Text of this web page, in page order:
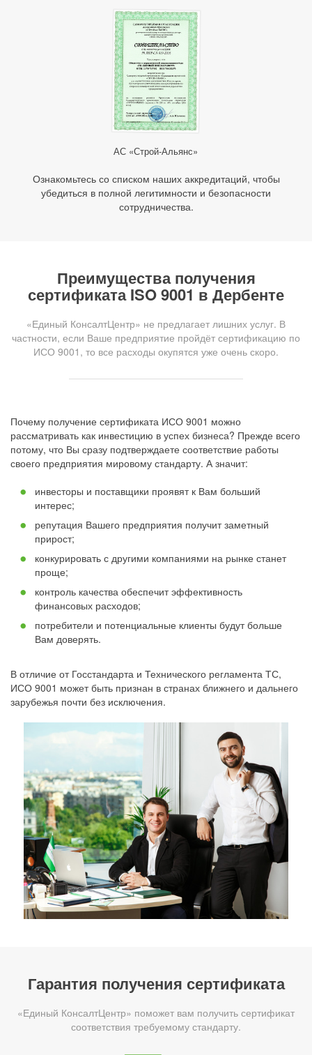
АС «Строй-Альянс»
Ознакомьтесь со списком наших аккредитаций, чтобы
убедиться в полной легитимности и безопасности
сотрудничества.
Преимущества получения
сертификата ISO 9001 в Дербенте
«Единый КонсалтЦентр» не предлагает лишних услуг. В
частности, если Ваше предприятие пройдёт сертификацию по
ИСО 9001, то все расходы окупятся уже очень скоро.
Почему получение сертификата ИСО 9001 можно
рассматривать как инвестицию в успех бизнеса? Прежде всего
потому, что Вы сразу подтверждаете соответствие работы
своего предприятия мировому стандарту. А значит:
инвесторы и поставщики проявят к Вам больший
интерес;
репутация Вашего предприятия получит заметный
прирост;
конкурировать с другими компаниями на рынке станет
проще;
контроль качества обеспечит эффективность
финансовых расходов;
потребители и потенциальные клиенты будут больше
Вам доверять.
В отличие от Госстандарта и Технического регламента ТС,
ИСО 9001 может быть признан в странах ближнего и дальнего
зарубежья почти без исключения.
Гарантия получения сертификата
«Единый КонсалтЦентр» поможет вам получить сертификат
соответствия требуемому стандарту.